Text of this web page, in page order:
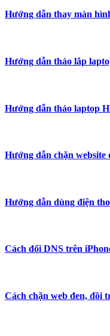
Hướng dẫn thay màn
Hướng dẫn tháo lắp
Hướng dẫn tháo laptop
Hướng dẫn chặn website
Hướng dẫn dùng điện
Cách đổi DNS trên
Cách chặn web đen, đồi